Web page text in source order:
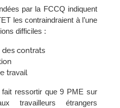
par la FCCQ indiquent
les contraindraient à l’une
difficiles :
des contrats
travail
ressortir que 9 PME sur
travailleurs étrangers